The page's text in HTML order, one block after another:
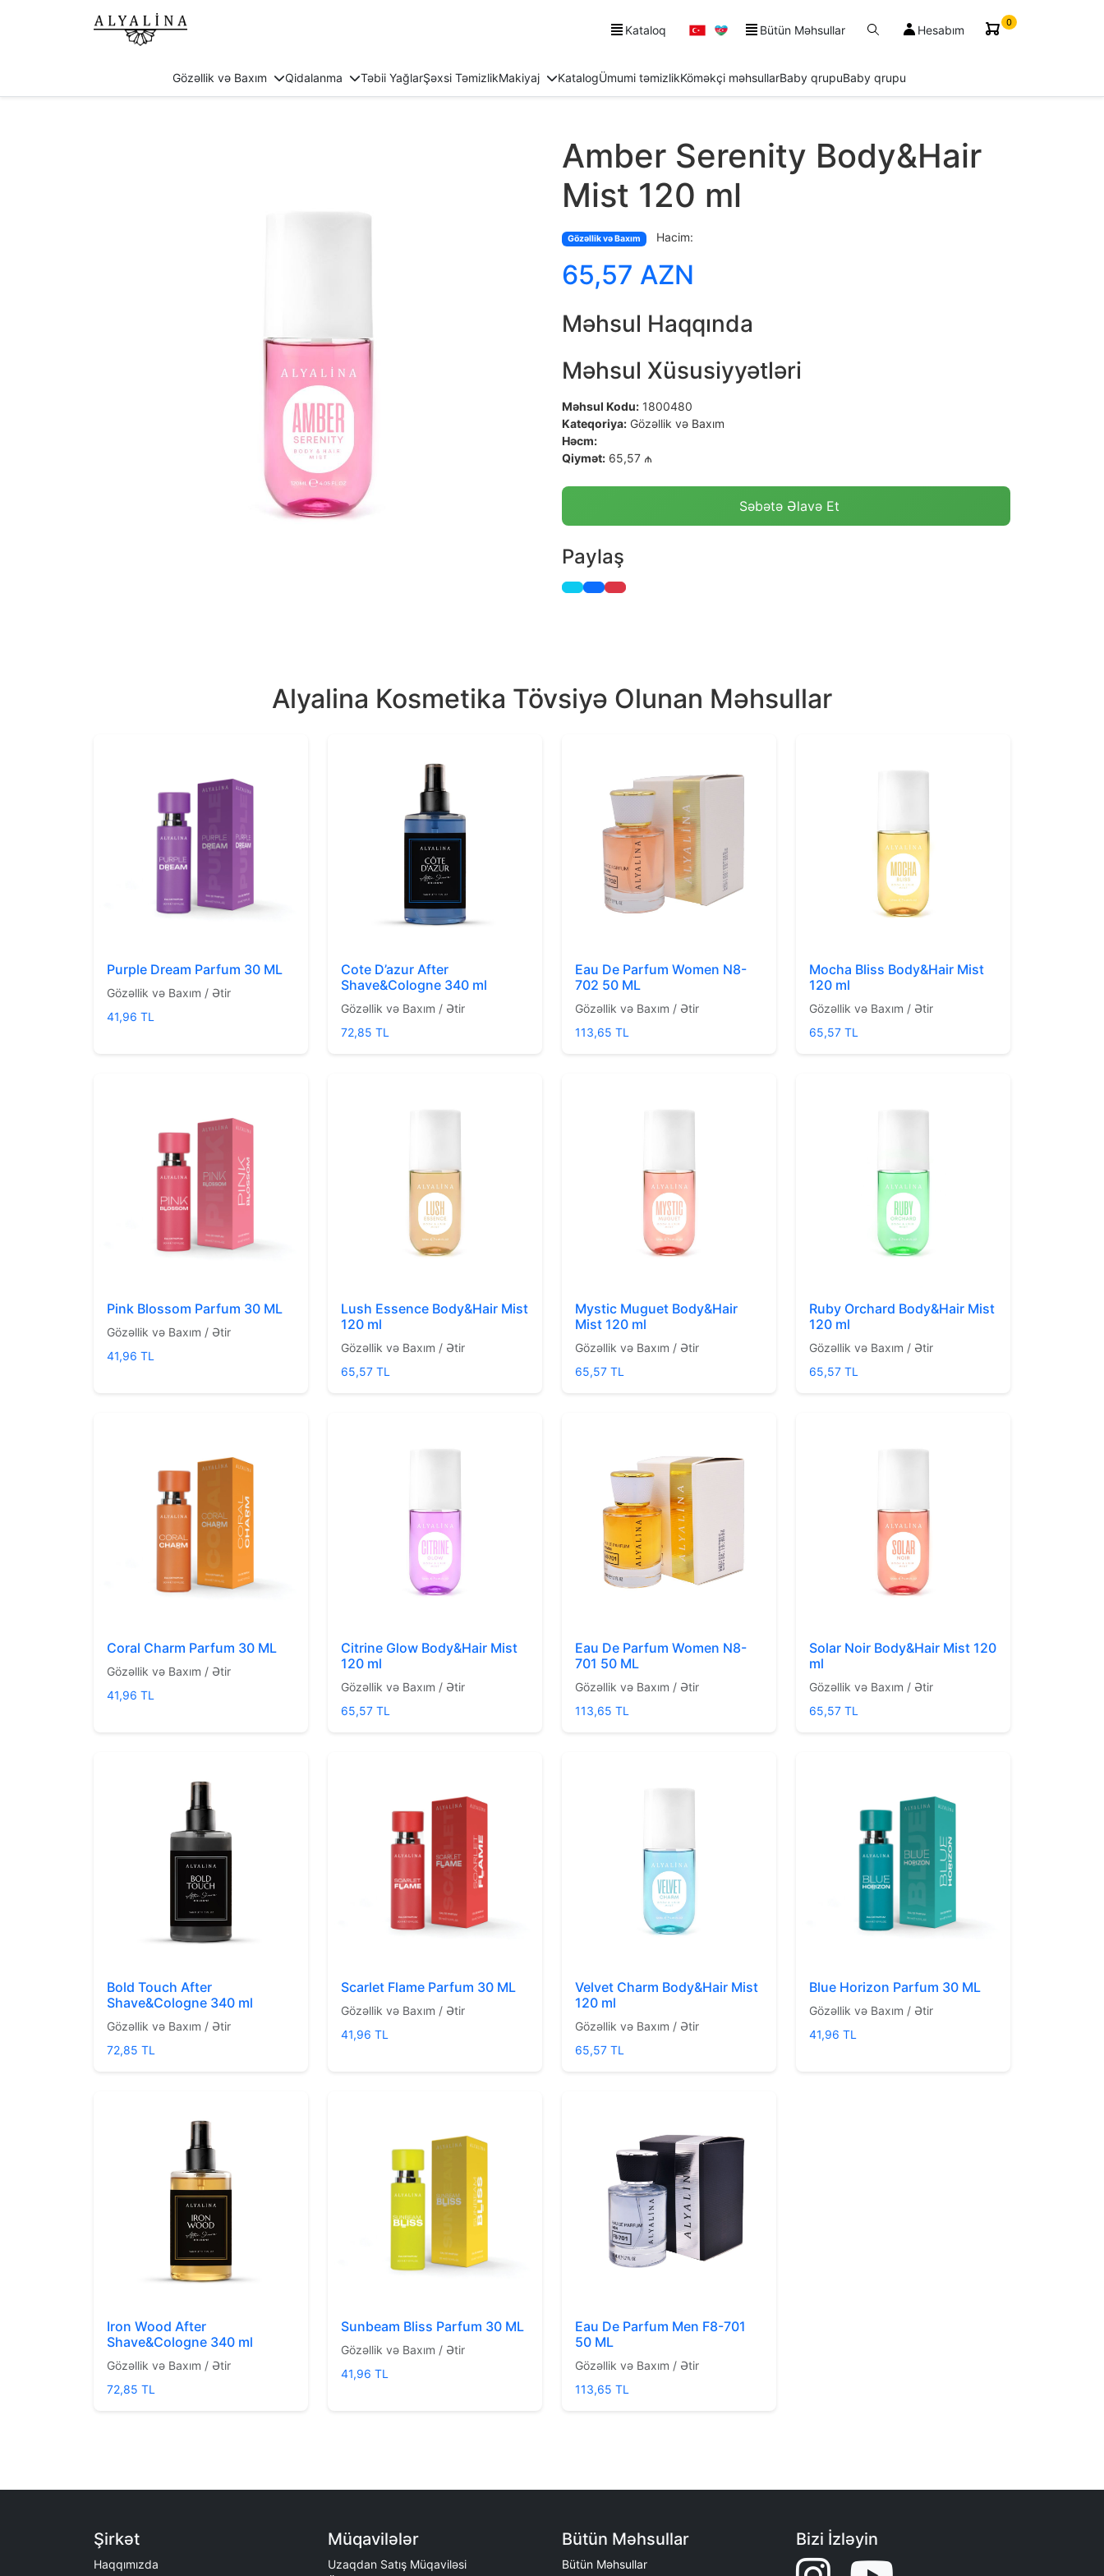
Kataloq Bütün Məhsullar Hesabım
0
Gözəllik və Baxım Qidalanma Təbii YağlarŞəxsi TəmizlikMakiyaj KatalogÜmumi təmizlikKöməkçi məhsullarBaby qrupuBaby qrupu
Amber Serenity Body&Hair
Mist 120 ml
Gözəllik və Baxım Hacim:
65,57 AZN
Məhsul Haqqında
Məhsul Xüsusiyyətləri
Məhsul Kodu: 1800480
Kateqoriya: Gözəllik və Baxım
Həcm:
Qiymət: 65,57 ₼
Səbətə Əlavə Et
Paylaş
Alyalina Kosmetika Tövsiyə Olunan Məhsullar
Purple Dream Parfum 30 ML
Gözəllik və Baxım / Ətir
41,96 TL
Cote D’azur After
Shave&Cologne 340 ml
Gözəllik və Baxım / Ətir
72,85 TL
Eau De Parfum Women N8-
702 50 ML
Gözəllik və Baxım / Ətir
113,65 TL
Mocha Bliss Body&Hair Mist
120 ml
Gözəllik və Baxım / Ətir
65,57 TL
Pink Blossom Parfum 30 ML
Gözəllik və Baxım / Ətir
41,96 TL
Lush Essence Body&Hair Mist
120 ml
Gözəllik və Baxım / Ətir
65,57 TL
Mystic Muguet Body&Hair
Mist 120 ml
Gözəllik və Baxım / Ətir
65,57 TL
Ruby Orchard Body&Hair Mist
120 ml
Gözəllik və Baxım / Ətir
65,57 TL
Coral Charm Parfum 30 ML
Gözəllik və Baxım / Ətir
41,96 TL
Citrine Glow Body&Hair Mist
120 ml
Gözəllik və Baxım / Ətir
65,57 TL
Eau De Parfum Women N8-
701 50 ML
Gözəllik və Baxım / Ətir
113,65 TL
Solar Noir Body&Hair Mist 120
ml
Gözəllik və Baxım / Ətir
65,57 TL
Bold Touch After
Shave&Cologne 340 ml
Gözəllik və Baxım / Ətir
72,85 TL
Scarlet Flame Parfum 30 ML
Gözəllik və Baxım / Ətir
41,96 TL
Velvet Charm Body&Hair Mist
120 ml
Gözəllik və Baxım / Ətir
65,57 TL
Blue Horizon Parfum 30 ML
Gözəllik və Baxım / Ətir
41,96 TL
Iron Wood After
Shave&Cologne 340 ml
Gözəllik və Baxım / Ətir
72,85 TL
Sunbeam Bliss Parfum 30 ML
Gözəllik və Baxım / Ətir
41,96 TL
Eau De Parfum Men F8-701
50 ML
Gözəllik və Baxım / Ətir
113,65 TL
Şirkət
Haqqımızda
Müqavilələr
Uzaqdan Satış Müqaviləsi
Bütün Məhsullar
Bütün Məhsullar
Bizi İzləyin